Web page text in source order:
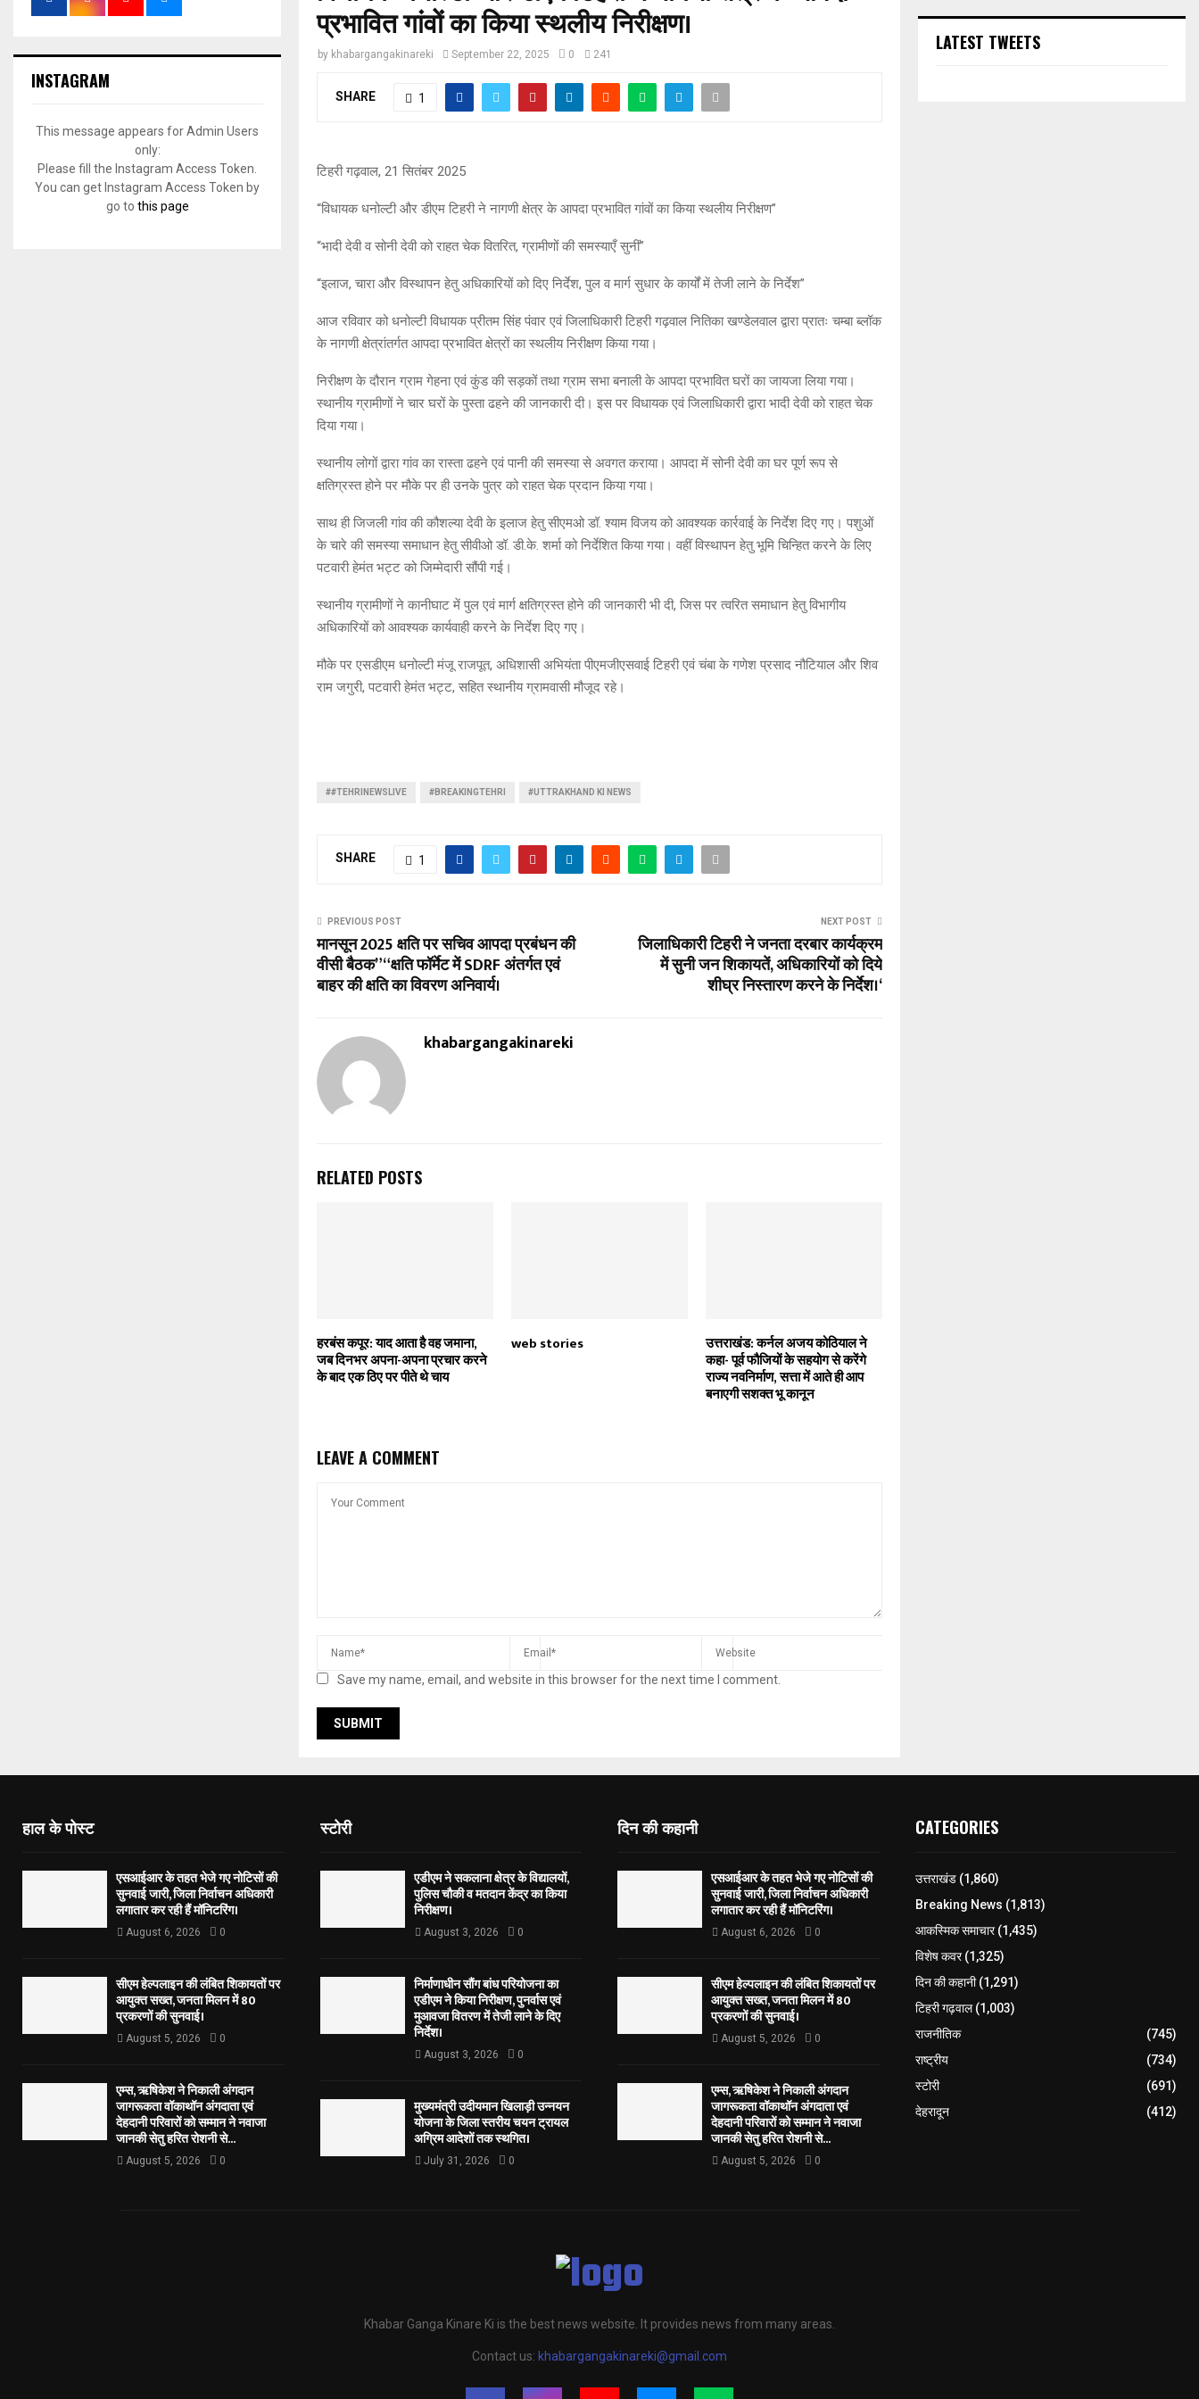
प्रभावित गांवों का किया स्थलीय निरीक्षण।
by khabargangakinareki September 22, 2025 0 241
SHARE 1
टिहरी गढ़वाल, 21 सितंबर 2025
“विधायक धनोल्टी और डीएम टिहरी ने नागणी क्षेत्र के आपदा प्रभावित गांवों का किया स्थलीय निरीक्षण”
“भादी देवी व सोनी देवी को राहत चेक वितरित, ग्रामीणों की समस्याएँ सुनीं”
“इलाज, चारा और विस्थापन हेतु अधिकारियों को दिए निर्देश, पुल व मार्ग सुधार के कार्यों में तेजी लाने के निर्देश”
आज रविवार को धनोल्टी विधायक प्रीतम सिंह पंवार एवं जिलाधिकारी टिहरी गढ़वाल नितिका खण्डेलवाल द्वारा प्रातः चम्बा ब्लॉक
के नागणी क्षेत्रांतर्गत आपदा प्रभावित क्षेत्रों का स्थलीय निरीक्षण किया गया।
निरीक्षण के दौरान ग्राम गेहना एवं कुंड की सड़कों तथा ग्राम सभा बनाली के आपदा प्रभावित घरों का जायजा लिया गया।
स्थानीय ग्रामीणों ने चार घरों के पुस्ता ढहने की जानकारी दी। इस पर विधायक एवं जिलाधिकारी द्वारा भादी देवी को राहत चेक
दिया गया।
स्थानीय लोगों द्वारा गांव का रास्ता ढहने एवं पानी की समस्या से अवगत कराया। आपदा में सोनी देवी का घर पूर्ण रूप से
क्षतिग्रस्त होने पर मौके पर ही उनके पुत्र को राहत चेक प्रदान किया गया।
साथ ही जिजली गांव की कौशल्या देवी के इलाज हेतु सीएमओ डॉ. श्याम विजय को आवश्यक कार्रवाई के निर्देश दिए गए। पशुओं
के चारे की समस्या समाधान हेतु सीवीओ डॉ. डी.के. शर्मा को निर्देशित किया गया। वहीं विस्थापन हेतु भूमि चिन्हित करने के लिए
पटवारी हेमंत भट्ट को जिम्मेदारी सौंपी गई।
स्थानीय ग्रामीणों ने कानीघाट में पुल एवं मार्ग क्षतिग्रस्त होने की जानकारी भी दी, जिस पर त्वरित समाधान हेतु विभागीय
अधिकारियों को आवश्यक कार्यवाही करने के निर्देश दिए गए।
मौके पर एसडीएम धनोल्टी मंजू राजपूत, अधिशासी अभियंता पीएमजीएसवाई टिहरी एवं चंबा के गणेश प्रसाद नौटियाल और शिव
राम जगुरी, पटवारी हेमंत भट्ट, सहित स्थानीय ग्रामवासी मौजूद रहे।
##TEHRINEWSLIVE #BREAKINGTEHRI #UTTRAKHAND KI NEWS
SHARE 1
PREVIOUS POST
मानसून 2025 क्षति पर सचिव आपदा प्रबंधन की
वीसी बैठक” “क्षति फॉर्मेट में SDRF अंतर्गत एवं
बाहर की क्षति का विवरण अनिवार्य।
NEXT POST
जिलाधिकारी टिहरी ने जनता दरबार कार्यक्रम
में सुनी जन शिकायतें, अधिकारियों को दिये
शीघ्र निस्तारण करने के निर्देश।‘
khabargangakinareki
RELATED POSTS
हरबंस कपूर: याद आता है वह जमाना,
जब दिनभर अपना-अपना प्रचार करने
के बाद एक ठिए पर पीते थे चाय
web stories उत्तराखंड: कर्नल अजय कोठियाल ने
कहा- पूर्व फौजियों के सहयोग से करेंगे
राज्य नवनिर्माण, सत्ता में आते ही आप
बनाएगी सशक्त भू कानून
LEAVE A COMMENT
Save my name, email, and website in this browser for the next time I comment.
INSTAGRAM
This message appears for Admin Users
only:
Please fill the Instagram Access Token.
You can get Instagram Access Token by
go to this page
LATEST TWEETS
हाल के पोस्ट
एसआईआर के तहत भेजे गए नोटिसों की
सुनवाई जारी, जिला निर्वाचन अधिकारी
लगातार कर रही हैं मॉनिटरिंग।
August 6, 2026 0
सीएम हेल्पलाइन की लंबित शिकायतों पर
आयुक्त सख्त, जनता मिलन में 80
प्रकरणों की सुनवाई।
August 5, 2026 0
एम्स, ऋषिकेश ने निकाली अंगदान
जागरूकता वॉकाथॉन अंगदाता एवं
देहदानी परिवारों को सम्मान ने नवाजा
जानकी सेतु हरित रोशनी से...
August 5, 2026 0
स्टोरी
एडीएम ने सकलाना क्षेत्र के विद्यालयों,
पुलिस चौकी व मतदान केंद्र का किया
निरीक्षण।
August 3, 2026 0
निर्माणाधीन सौंग बांध परियोजना का
एडीएम ने किया निरीक्षण, पुनर्वास एवं
मुआवजा वितरण में तेजी लाने के दिए
निर्देश।
August 3, 2026 0
मुख्यमंत्री उदीयमान खिलाड़ी उन्नयन
योजना के जिला स्तरीय चयन ट्रायल
अग्रिम आदेशों तक स्थगित।
July 31, 2026 0
दिन की कहानी
एसआईआर के तहत भेजे गए नोटिसों की
सुनवाई जारी, जिला निर्वाचन अधिकारी
लगातार कर रही हैं मॉनिटरिंग।
August 6, 2026 0
सीएम हेल्पलाइन की लंबित शिकायतों पर
आयुक्त सख्त, जनता मिलन में 80
प्रकरणों की सुनवाई।
August 5, 2026 0
एम्स, ऋषिकेश ने निकाली अंगदान
जागरूकता वॉकाथॉन अंगदाता एवं
देहदानी परिवारों को सम्मान ने नवाजा
जानकी सेतु हरित रोशनी से...
August 5, 2026 0
CATEGORIES
उत्तराखंड(1,860)
Breaking News (1,813)
आकस्मिक समाचार(1,435)
विशेष कवर(1,325)
दिन की कहानी(1,291)
टिहरी गढ़वाल(1,003)
राजनीतिक
(745)
राष्ट्रीय
(734)
स्टोरी
(691)
देहरादून
(412)
Khabar Ganga Kinare Ki is the best news website. It provides news from many areas.
Contact us: khabargangakinareki@gmail.com